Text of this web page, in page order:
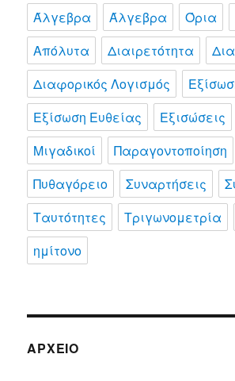
Άλγεβρα Άλγεβρα Όρια
Απόλυτα
Διαιρετότητα
Διαφορικός Λογισμός
Εξίσωση Ευθείας
Εξισώσεις
Μιγαδικοί
Παραγοντοποίηση
Πυθαγόρειο
Συναρτήσεις
Ταυτότητες
Τριγωνομετρία
ημίτονο
ΑΡΧΕΊΟ